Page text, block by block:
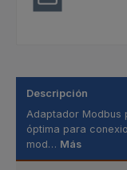
Descripción
Adaptador Modbus
óptima para
mod… Más